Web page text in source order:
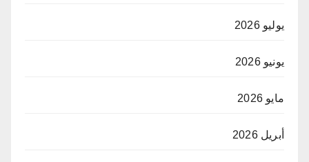
يوليو 2026
يونيو 2026
مايو 2026
أبريل 2026